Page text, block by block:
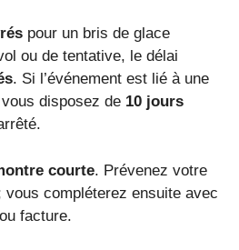
pour un bris de glace
ou de tentative, le délai
. Si l’événement est lié à une
disposez de 10 jours
courte. Prévenez votre
compléterez ensuite avec
facture.